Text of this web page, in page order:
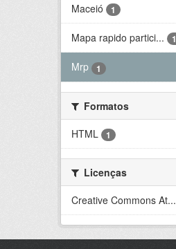
Maceió 1
Mapa rapido partici... 1
Mrp 1
Formatos
HTML
1
Licenças
Creative Commons At...